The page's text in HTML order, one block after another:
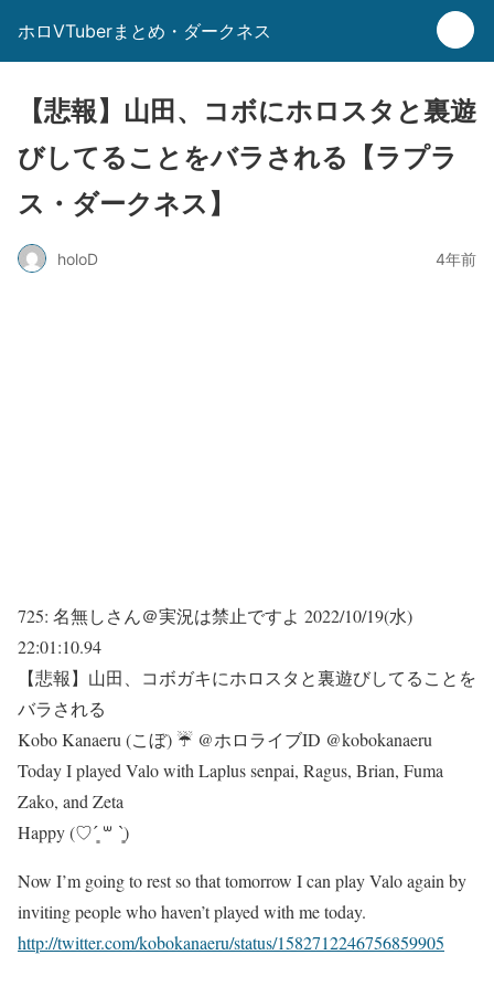
ホロVTuberまとめ・ダークネス
【悲報】山田、コボにホロスタと裏遊
びしてることをバラされる【ラプラ
ス・ダークネス】
holoD 4年前
725: 名無しさん＠実況は禁止ですよ 2022/10/19(水)
22:01:10.94
【悲報】山田、コボガキにホロスタと裏遊びしてることを
バラされる
Kobo Kanaeru (こぼ) ☔ @ホロライブID @kobokanaeru
Today I played Valo with Laplus senpai, Ragus, Brian, Fuma
Zako, and Zeta
Happy (♡ˊ͈ ꒳ ˋ͈)
Now I’m going to rest so that tomorrow I can play Valo again by
inviting people who haven’t played with me today.
http://twitter.com/kobokanaeru/status/1582712246756859905